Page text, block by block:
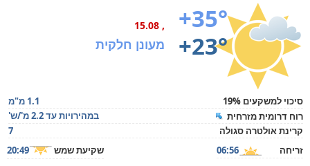
+35°
+23°
, 15.08
מעונן חלקית
סיכוי למשקעים 19%
1.1 מ"מ
רוח דרומית מזרחית
במהירויות עד 2.2 מ'/ש'
קרינת אולטרה סגולה
7
זריחה
06:56 שקיעת שמש 20:49